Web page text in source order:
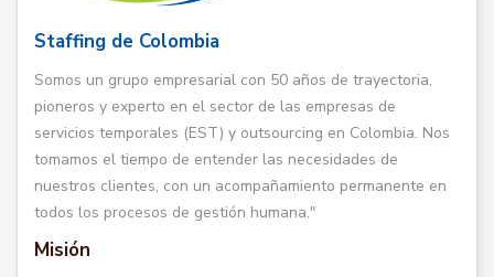
Staffing de Colombia
Somos un grupo empresarial con 50 años de trayectoria,
pioneros y experto en el sector de las empresas de
servicios temporales (EST) y outsourcing en Colombia. Nos
tomamos el tiempo de entender las necesidades de
nuestros clientes, con un acompañamiento permanente en
todos los procesos de gestión humana."
Misión